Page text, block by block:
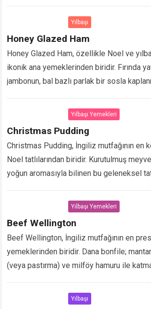
Yılbaşı
Honey Glazed Ham
Honey Glazed Ham, özellikle Noel ve
ikonik ana yemeklerinden biridir. Fırında
jambonun, bal bazlı parlak bir sosla
Yılbaşı Yemekleri
Christmas Pudding
Christmas Pudding, İngiliz mutfağının en
Noel tatlılarından biridir. Kurutulmuş
yoğun aromasıyla bilinen bu geleneksel
sırasında brendi…Devamını Oku...
Yılbaşı Yemekleri
Beef Wellington
Beef Wellington, İngiliz mutfağının en
yemeklerinden biridir. Dana bonfile;
(veya pastırma) ve milföy hamuru ile
Yılbaşı